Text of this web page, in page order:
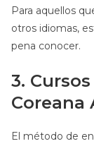
Para aquellos
otros idiomas,
pena conocer.
3.
Coreana
El método de